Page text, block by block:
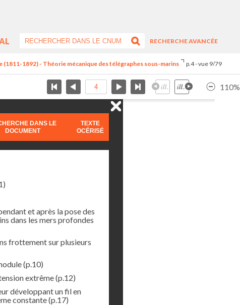
RECHERCHE AVANCÉE
(1811-1892) - Théorie mécanique des télégraphes sous-marins p.4 - vue 9/79
110%
DANS LE
DOCUMENT
TEXTE
OCÉRISÉ
et après la pose des
dans les mers profondes
frottement sur plusieurs
(p.10)
extrême(p.12)
développant un fil en
constante(p.17)